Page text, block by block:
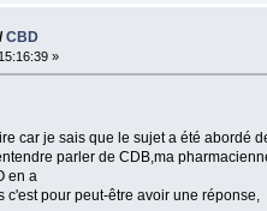
/CBD
»
car je sais que le sujet a été abordé
parler de CDB,ma
en a
c'est pour peut-être avoir une réponse,